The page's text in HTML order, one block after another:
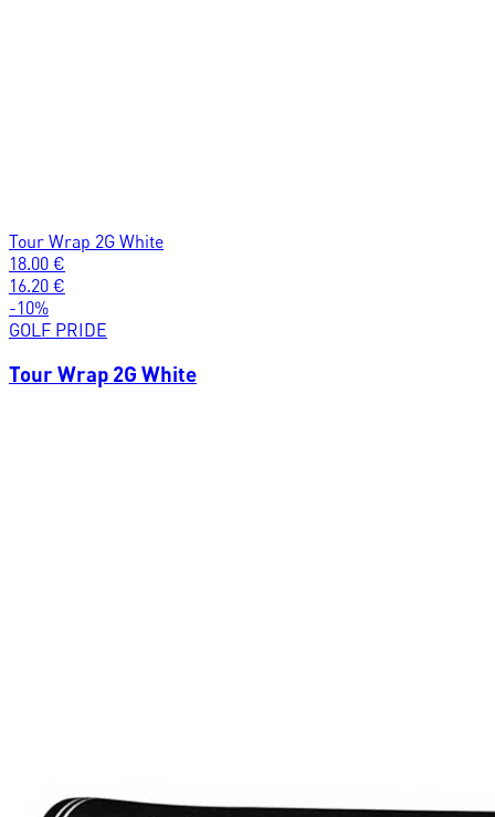
Tour Wrap 2G White
18.00 €
16.20 €
-10%
GOLF PRIDE
Tour Wrap 2G White